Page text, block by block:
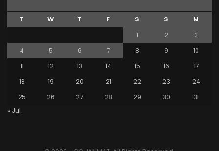
T W T F S S
M
1
2
3
4
5 6 7 8 9
10
11
12 13 14 15 16
17
18
19 20 21 22 23
24
25
26 27 28 29 30
31
« Jul